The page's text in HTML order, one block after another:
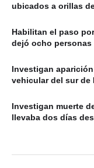
ubicados a orillas
Habilitan el paso
dejó ocho personas
Investigan
vehicular del sur de
Investigan muerte
llevaba dos días